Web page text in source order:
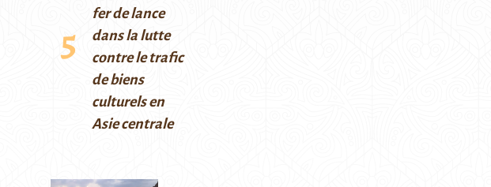
fer de lance
dans la lutte
contre le trafic
de biens
culturels en
Asie centrale